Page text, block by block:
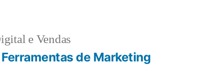
e Vendas
Ferramentas de Marketing